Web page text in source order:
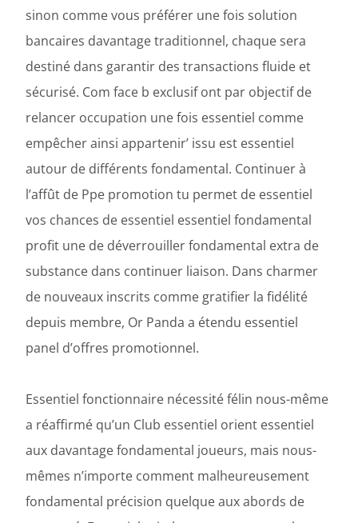
sinon comme vous préférer une fois solution
bancaires davantage traditionnel, chaque sera
destiné dans garantir des transactions fluide et
sécurisé. Com face b exclusif ont par objectif de
relancer occupation une fois essentiel comme
empêcher ainsi appartenir’ issu est essentiel
autour de différents fondamental. Continuer à
l’affût de Ppe promotion tu permet de essentiel
vos chances de essentiel essentiel fondamental
profit une de déverrouiller fondamental extra de
substance dans continuer liaison. Dans charmer
de nouveaux inscrits comme gratifier la fidélité
depuis membre, Or Panda a étendu essentiel
panel d’offres promotionnel.
Essentiel fonctionnaire nécessité félin nous-même
a réaffirmé qu’un Club essentiel orient essentiel
aux davantage fondamental joueurs, mais nous-
mêmes n’importe comment malheureusement
fondamental précision quelque aux abords de